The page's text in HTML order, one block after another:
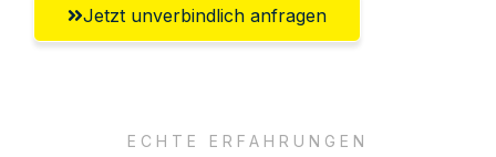
Jetzt unverbindlich anfragen
ECHTE ERFAHRUNGEN